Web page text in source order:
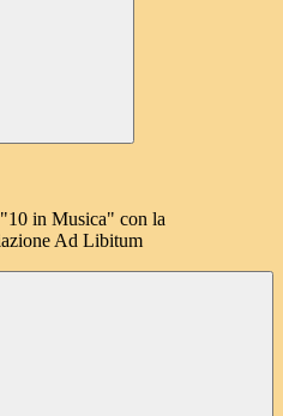
in Musica" con la
Ad Libitum